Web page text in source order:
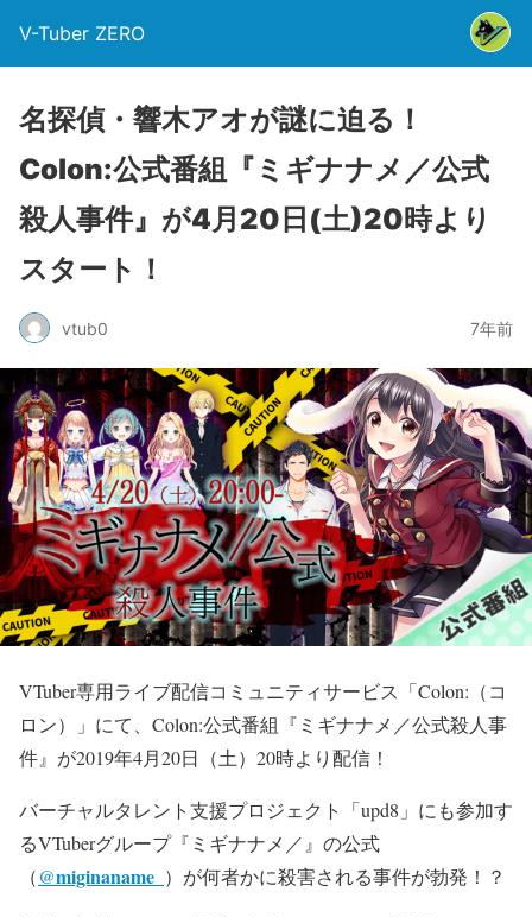
V-Tuber ZERO
名探偵・響木アオが謎に迫る！
Colon:公式番組『ミギナナメ／公式
殺人事件』が4月20日(土)20時より
スタート！
vtub0 7年前
VTuber専用ライブ配信コミュニティサービス「Colon:（コ
ロン）」にて、Colon:公式番組『ミギナナメ／公式殺人事
件』が2019年4月20日（土）20時より配信！
バーチャルタレント支援プロジェクト「upd8」にも参加す
るVTuberグループ『ミギナナメ／』の公式
（@miginaname_ ）が何者かに殺害される事件が勃発！？